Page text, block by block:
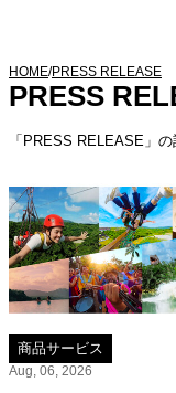
HOME/PRESS RELEASE
PRESS
「PRESS RELEASE」
商品サービス
Aug, 06, 2026